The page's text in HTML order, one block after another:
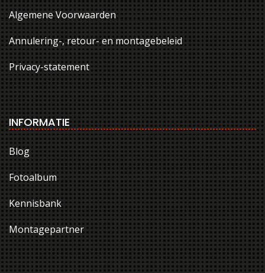
Algemene Voorwaarden
Annulering-, retour- en montagebeleid
Privacy-statement
INFORMATIE
Blog
Fotoalbum
Kennisbank
Montagepartner